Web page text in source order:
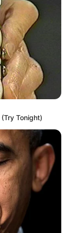
megállt a nő
Tonight)